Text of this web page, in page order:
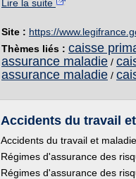
Lire la suite
Site : https://
Thèmes liés : caisse
assurance maladie /
assurance maladie /
Accidents du travail
Accidents du travail et
Régimes d'assurance des
Régimes d'assurance des